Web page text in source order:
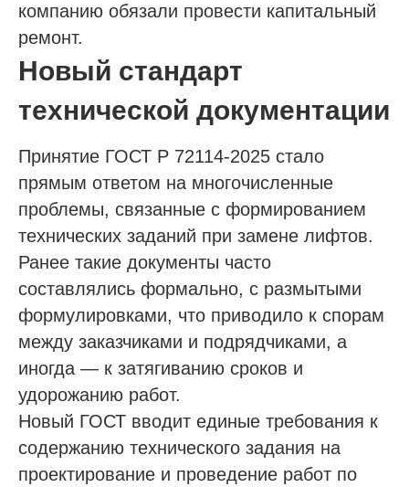
компанию обязали провести капитальный
ремонт.
Новый стандарт
технической документации
Принятие ГОСТ Р 72114-2025 стало
прямым ответом на многочисленные
проблемы, связанные с формированием
технических заданий при замене лифтов.
Ранее такие документы часто
составлялись формально, с размытыми
формулировками, что приводило к спорам
между заказчиками и подрядчиками, а
иногда — к затягиванию сроков и
удорожанию работ.
Новый ГОСТ вводит единые требования к
содержанию технического задания на
проектирование и проведение работ по